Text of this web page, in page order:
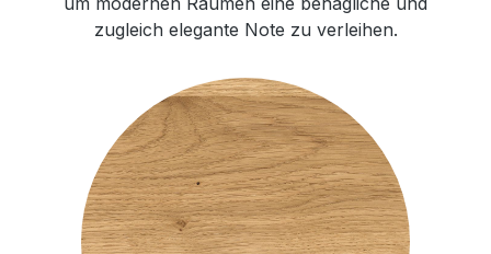
zugleich elegante Note zu verleihen.